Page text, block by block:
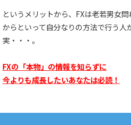
というメリットから、FXは老若男女問
からといって自分なりの方法で行う人
実・・・。
FXの「本物」の情報を知らずに
今よりも成長したいあなたは必読！